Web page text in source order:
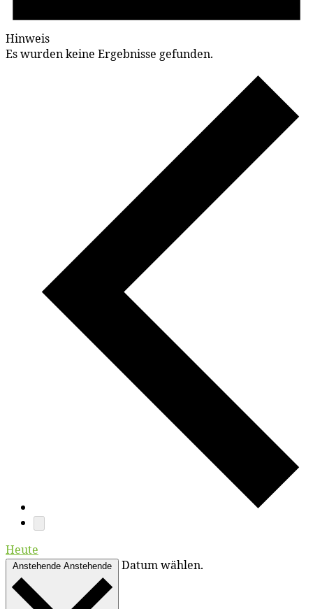
Hinweis
Es wurden keine Ergebnisse gefunden.
Heute
Anstehende Anstehende Datum wählen.